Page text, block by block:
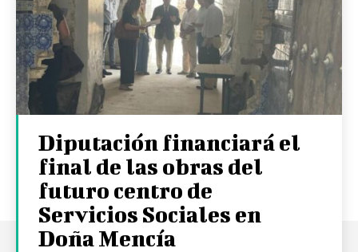
Diputación financiará el
final de las obras del
futuro centro de
Servicios Sociales en
Doña Mencía